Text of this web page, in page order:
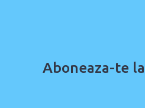
Aboneaza-te